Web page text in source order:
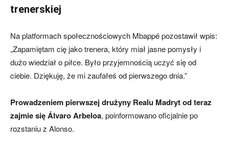
trenerskiej
Na platformach społecznościowych Mbappé pozostawił wpis:
„Zapamiętam cię jako trenera, który miał jasne pomysły i
dużo wiedział o piłce. Było przyjemnością uczyć się od
ciebie. Dziękuję, że mi zaufałeś od pierwszego dnia.”
Prowadzeniem pierwszej drużyny Realu Madryt od teraz
zajmie się Álvaro Arbeloa, poinformowano oficjalnie po
rozstaniu z Alonso.